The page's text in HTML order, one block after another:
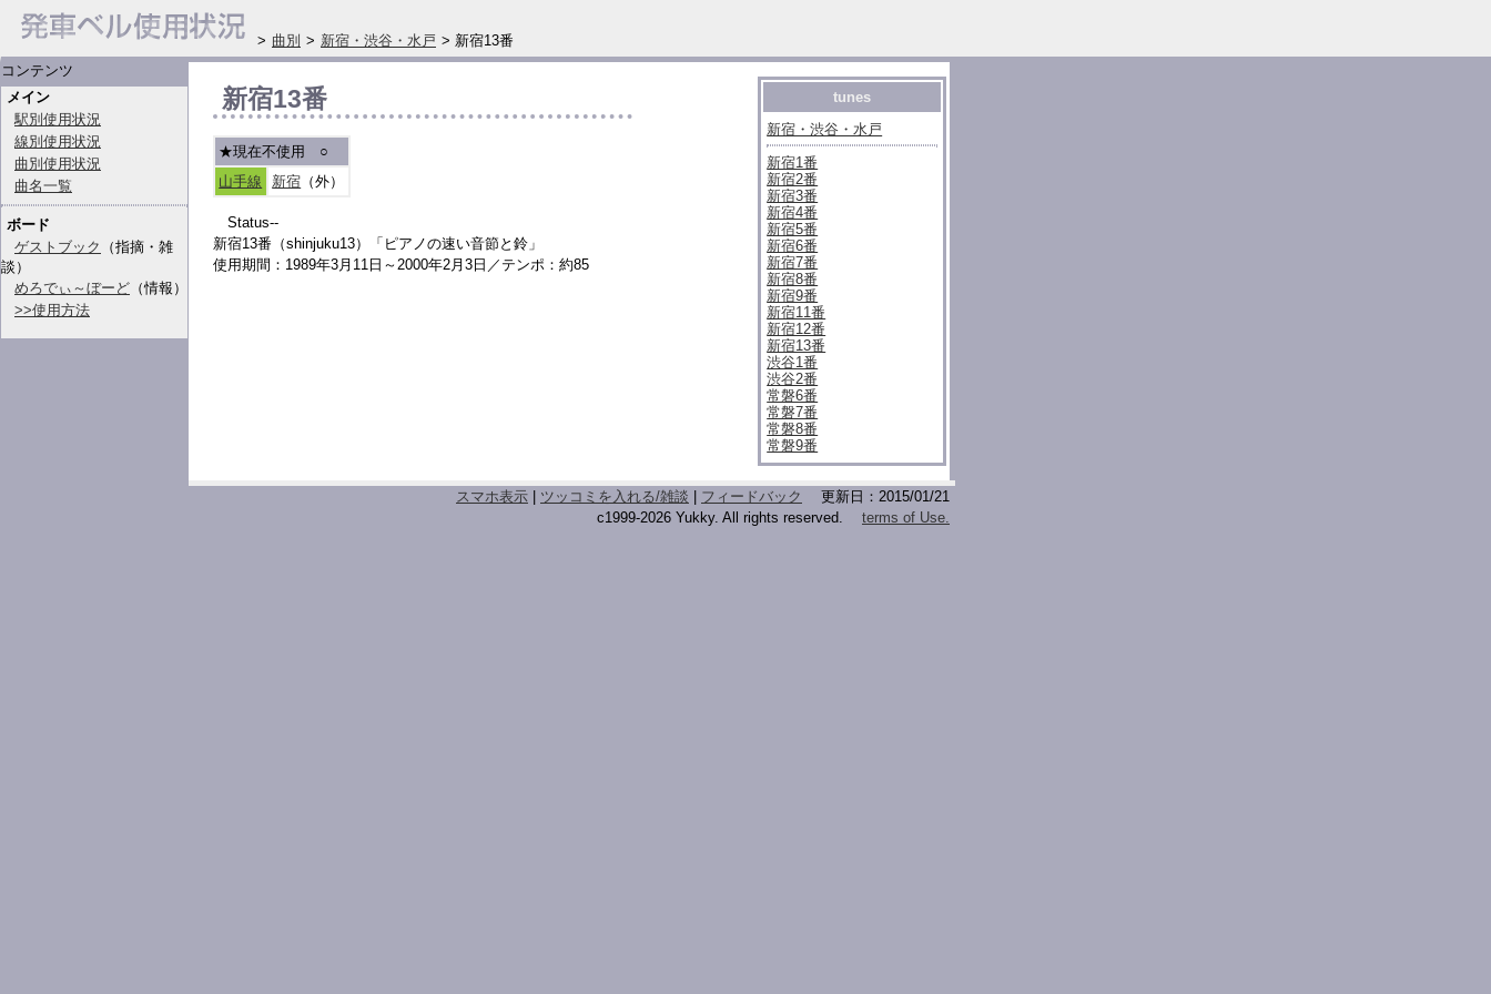
コンテンツ
メイン
駅別使用状況
線別使用状況
曲別使用状況
曲名一覧
ボード
ゲストブック
（指摘・雑
談）
めろでぃ～ぼーど （情報）
>>使用方法
新宿13番
★現在不使用 ○
山手線
新宿 （外）
Status--
新宿13番（shinjuku13）「ピアノの速い音節と鈴」
使用期間：1989年3月11日～2000年2月3日／テンポ：約85
tunes
新宿・渋谷・水戸
新宿1番
新宿2番
新宿3番
新宿4番
新宿5番
新宿6番
新宿7番
新宿8番
新宿9番
新宿11番
新宿12番
新宿13番
渋谷1番
渋谷2番
常磐6番
常磐7番
常磐8番
常磐9番
スマホ表示 ツッコミを入れる/雑談 フィードバック
更新日：2015/01/21
c1999-2026 Yukky. All rights reserved. terms of Use.
> 曲別 > 新宿・渋谷・水戸 > 新宿13番